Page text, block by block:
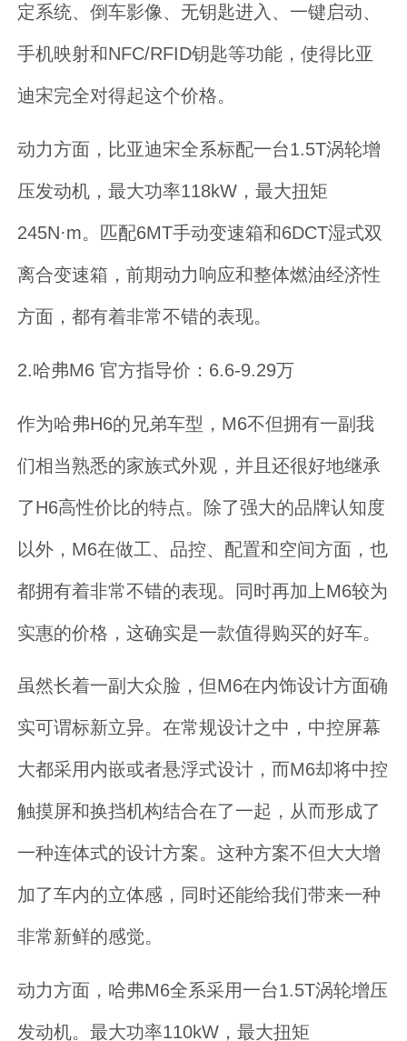
定系统、倒车影像、无钥匙进入、一键启动、
手机映射和NFC/RFID钥匙等功能，使得比亚
迪宋完全对得起这个价格。
动力方面，比亚迪宋全系标配一台1.5T涡轮增
压发动机，最大功率118kW，最大扭矩
245N·m。匹配6MT手动变速箱和6DCT湿式双
离合变速箱，前期动力响应和整体燃油经济性
方面，都有着非常不错的表现。
2.哈弗M6 官方指导价：6.6-9.29万
作为哈弗H6的兄弟车型，M6不但拥有一副我
们相当熟悉的家族式外观，并且还很好地继承
了H6高性价比的特点。除了强大的品牌认知度
以外，M6在做工、品控、配置和空间方面，也
都拥有着非常不错的表现。同时再加上M6较为
实惠的价格，这确实是一款值得购买的好车。
虽然长着一副大众脸，但M6在内饰设计方面确
实可谓标新立异。在常规设计之中，中控屏幕
大都采用内嵌或者悬浮式设计，而M6却将中控
触摸屏和换挡机构结合在了一起，从而形成了
一种连体式的设计方案。这种方案不但大大增
加了车内的立体感，同时还能给我们带来一种
非常新鲜的感觉。
动力方面，哈弗M6全系采用一台1.5T涡轮增压
发动机。最大功率110kW，最大扭矩